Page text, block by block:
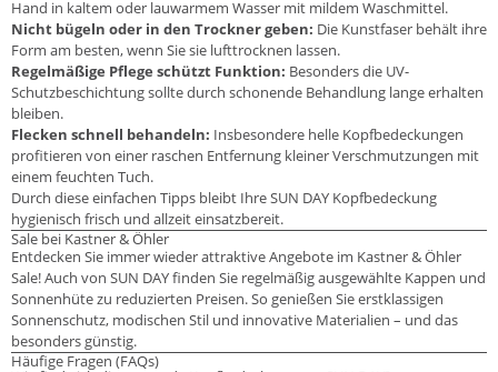
Hand in kaltem oder lauwarmem Wasser mit mildem Waschmittel.
Nicht bügeln oder in den Trockner geben: Die Kunstfaser behält ihre
Form am besten, wenn Sie sie lufttrocknen lassen.
Regelmäßige Pflege schützt Funktion: Besonders die UV-
Schutzbeschichtung sollte durch schonende Behandlung lange erhalten
bleiben.
Flecken schnell behandeln: Insbesondere helle Kopfbedeckungen
profitieren von einer raschen Entfernung kleiner Verschmutzungen mit
einem feuchten Tuch.
Durch diese einfachen Tipps bleibt Ihre SUN DAY Kopfbedeckung
hygienisch frisch und allzeit einsatzbereit.
Sale bei Kastner & Öhler
Entdecken Sie immer wieder attraktive Angebote im Kastner & Öhler
Sale! Auch von SUN DAY finden Sie regelmäßig ausgewählte Kappen und
Sonnenhüte zu reduzierten Preisen. So genießen Sie erstklassigen
Sonnenschutz, modischen Stil und innovative Materialien – und das
besonders günstig.
Häufige Fragen (FAQs)